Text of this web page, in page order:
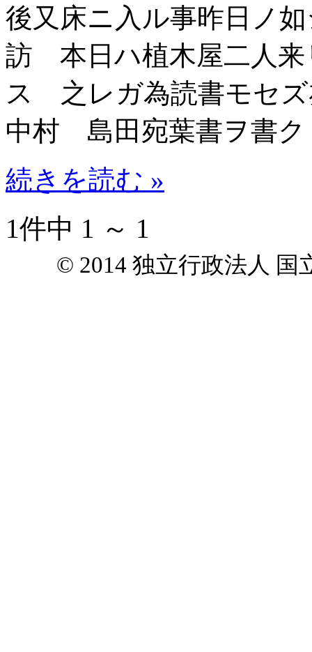
後又床ニ入ル事昨日ノ
訪 本日ハ植木屋二人来
ス 之レガ為読書モセ
中村 島田宛葉書ヲ書
続きを読む »
1件中 1 ～ 1
© 2014 独立行政法人 国